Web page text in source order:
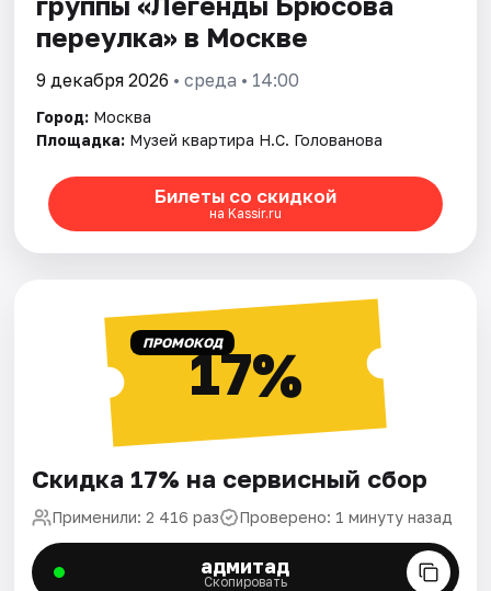
переулка» в Москве
9 декабря 2026 • среда • 14:00
Город: Москва
Площадка: Музей квартира Н.С. Голованова
Билеты со скидкой
на Kassir.ru
ПРОМОКОД17%
Скидка 17% на сервисный сбор
Применили: 2 416 раз Проверено: 1 минуту назад
адмитад
Скопировать